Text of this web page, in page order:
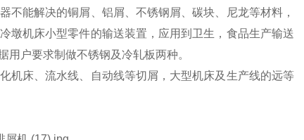
能解决的铜屑、铝屑、不锈钢屑、碳块、尼龙等材料，
墩机床小型零件的输送装置，应用到卫生，食品生产输送
用户要求制做不锈钢及冷轧板两种。
机床、流水线、自动线等切屑，大型机床及生产线的远等